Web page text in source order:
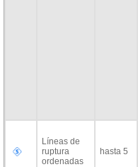
Líneas de
ruptura
ordenadas
hasta 5